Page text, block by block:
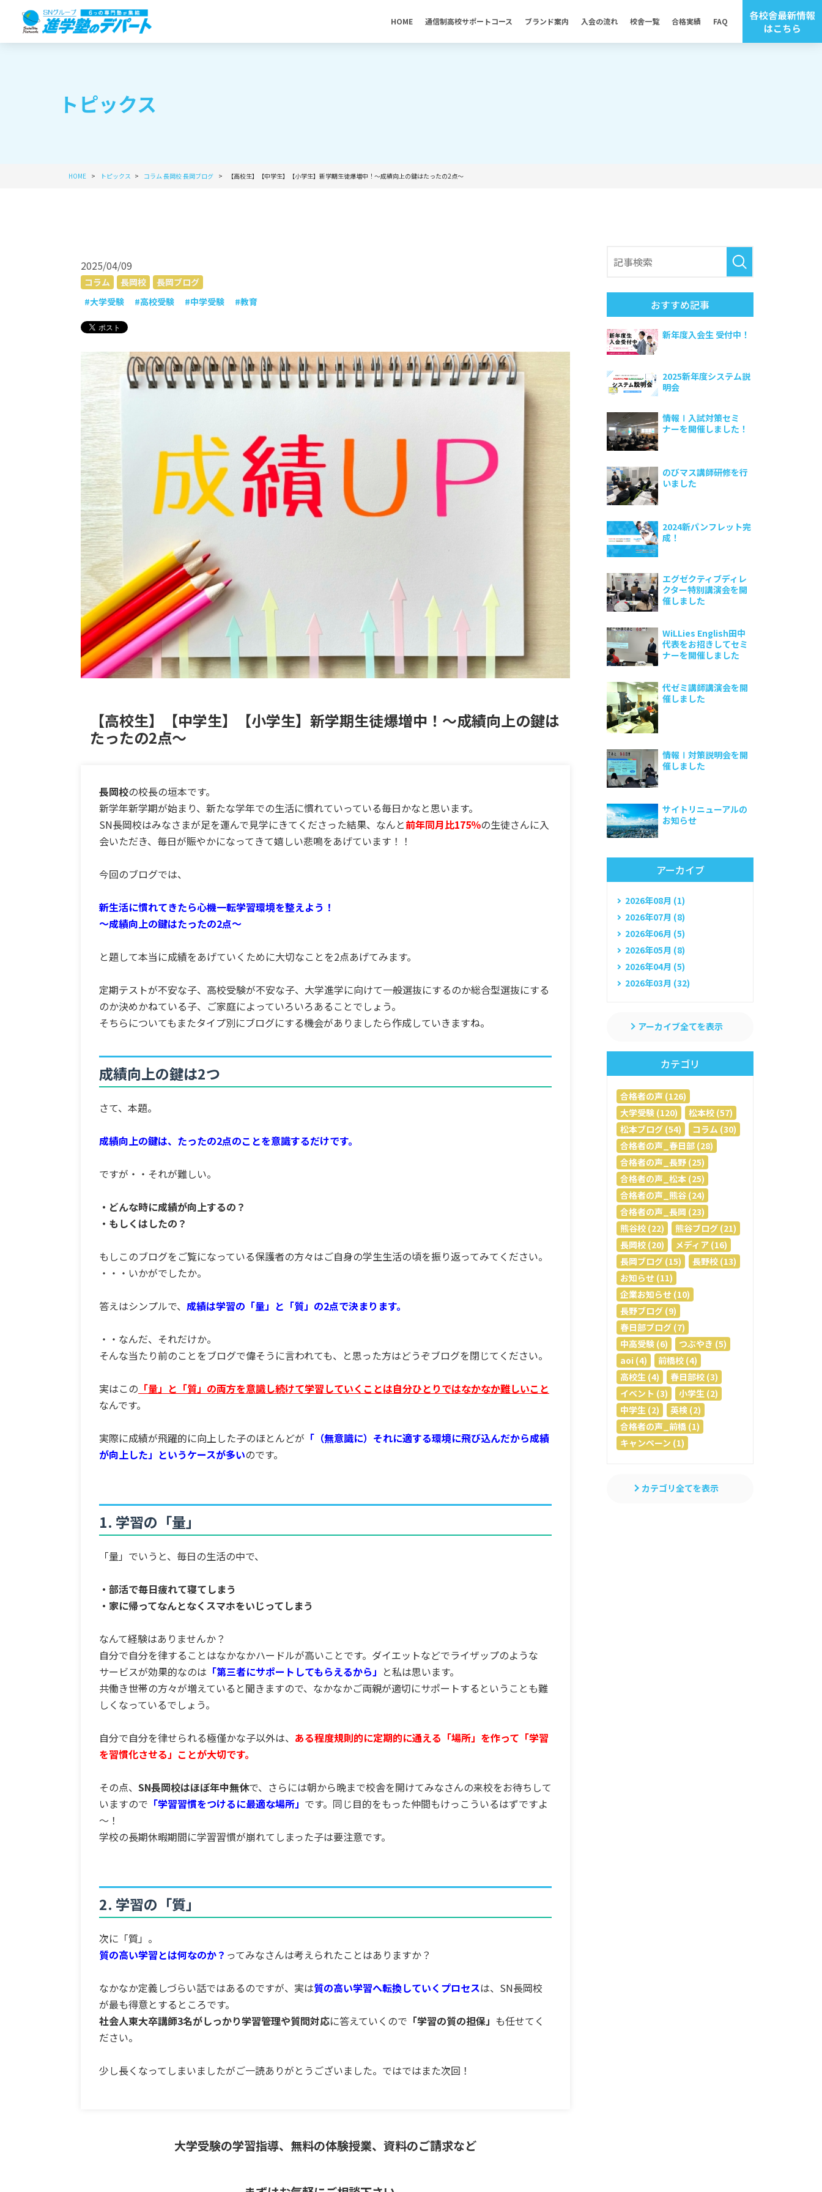
HOME 通信制高校サポートコース ブランド案内 入会の流れ 校舎一覧 合格実績 FAQ
トピックス
HOME トピックス コラム長岡校長岡ブログ 【高校生】【中学生】【小学生】新学期生徒爆増中！～成績向上の鍵はたったの2点～
2025/04/09
コラム 長岡校
長岡ブログ
#大学受験
#高校受験 #中学受験 #教育
【高校生】【中学生】【小学生】新学期生徒爆増中！～成績向上の鍵は
たったの2点～
長岡校の校長の垣本です。
新学年新学期が始まり、新たな学年での生活に慣れていっている毎日かなと思います。
SN長岡校はみなさまが足を運んで見学にきてくださった結果、なんと前年同月比175％の生徒さんに入
会いただき、毎日が賑やかになってきて嬉しい悲鳴をあげています！！
今回のブログでは、
新生活に慣れてきたら心機一転学習環境を整えよう！
～成績向上の鍵はたったの2点～
と題して本当に成績をあげていくために大切なことを2点あげてみます。
定期テストが不安な子、高校受験が不安な子、大学進学に向けて一般選抜にするのか総合型選抜にする
のか決めかねている子、ご家庭によっていろいろあることでしょう。
そちらについてもまたタイプ別にブログにする機会がありましたら作成していきますね。
成績向上の鍵は2つ
さて、本題。
成績向上の鍵は、たったの2点のことを意識するだけです。
ですが・・それが難しい。
・どんな時に成績が向上するの？
・もしくはしたの？
もしこのブログをご覧になっている保護者の方々はご自身の学生生活の頃を振り返ってみてください。
・・・いかがでしたか。
答えはシンプルで、 成績は学習の「量」と「質」の2点で決まります。
・・なんだ、それだけか。
そんな当たり前のことをブログで偉そうに言われても、と思った方はどうぞブログを閉じてください。
実はこの 「量」と「質」の両方を意識し続けて学習していくことは自分ひとりではなかなか難しいこと
なんです。
実際に成績が飛躍的に向上した子のほとんどが 「（無意識に）それに適する環境に飛び込んだから成績
が向上した」というケースが多いのです。
1. 学習の「量」
「量」でいうと、毎日の生活の中で、
・部活で毎日疲れて寝てしまう
・家に帰ってなんとなくスマホをいじってしまう
なんて経験はありませんか？
自分で自分を律することはなかなかハードルが高いことです。ダイエットなどでライザップのような
サービスが効果的なのは 「第三者にサポートしてもらえるから」 と私は思います。
共働き世帯の方々が増えていると聞きますので、なかなかご両親が適切にサポートするということも難
しくなっているでしょう。
自分で自分を律せられる極僅かな子以外は、 ある程度規則的に定期的に通える「場所」を作って「学習
を習慣化させる」ことが大切です。
その点、 SN長岡校はほぼ年中無休で、さらには朝から晩まで校舎を開けてみなさんの来校をお待ちして
いますので 「学習習慣をつけるに最適な場所」 です。同じ目的をもった仲間もけっこういるはずですよ
～！
学校の長期休暇期間に学習習慣が崩れてしまった子は要注意です。
2. 学習の「質」
次に「質」。
質の高い学習とは何なのか？ ってみなさんは考えられたことはありますか？
なかなか定義しづらい話ではあるのですが、実は質の高い学習へ転換していくプロセスは、SN長岡校
が最も得意とするところです。
社会人東大卒講師3名がしっかり学習管理や質問対応に答えていくので 「学習の質の担保」 も任せてく
ださい。
少し長くなってしまいましたがご一読ありがとうございました。ではではまた次回！
大学受験の学習指導、無料の体験授業、資料のご請求など
おすすめ記事
新年度入会生 受付中！
2025新年度システム説
明会
情報Ⅰ入試対策セミ
ナーを開催しました！
のびマス講師研修を行
いました
2024新パンフレット完
成！
エグゼクティブディレ
クター特別講演会を開
催しました
WiLLies English田中
代表をお招きしてセミ
ナーを開催しました
代ゼミ講師講演会を開
催しました
情報Ⅰ対策説明会を開
催しました
サイトリニューアルの
お知らせ
アーカイブ
2026年08月 (1)
2026年07月 (8)
2026年06月 (5)
2026年05月 (8)
2026年04月 (5)
2026年03月 (32)
アーカイブ全てを表示
カテゴリ
合格者の声 (126)
大学受験 (120)
松本校 (57)
松本ブログ (54)
コラム (30)
合格者の声_春日部 (28)
合格者の声_長野 (25)
合格者の声_松本 (25)
合格者の声_熊谷 (24)
合格者の声_長岡 (23)
熊谷校 (22)
熊谷ブログ (21)
長岡校 (20)
メディア (16)
長岡ブログ (15)
長野校 (13)
お知らせ (11)
企業お知らせ (10)
長野ブログ (9)
春日部ブログ (7)
中高受験 (6)
つぶやき (5)
aoi (4)
前橋校 (4)
高校生 (4)
春日部校 (3)
イベント (3)
小学生 (2)
中学生 (2)
英検 (2)
合格者の声_前橋 (1)
キャンペーン (1)
カテゴリ全てを表示